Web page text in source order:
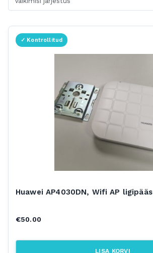
Huawei AP4030DN, Wifi AP ligipääs
€50.00
LISA KORVI